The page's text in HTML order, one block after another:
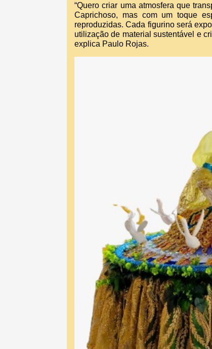
“Quero criar uma atmosfera que
Caprichoso, mas com um toque
reproduzidas. Cada figurino será
utilização de material sustentável e
explica Paulo Rojas.